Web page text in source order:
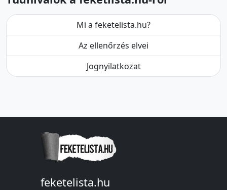
Mi a feketelista.hu?
Az ellenőrzés elvei
Jognyilatkozat
feketelista.hu